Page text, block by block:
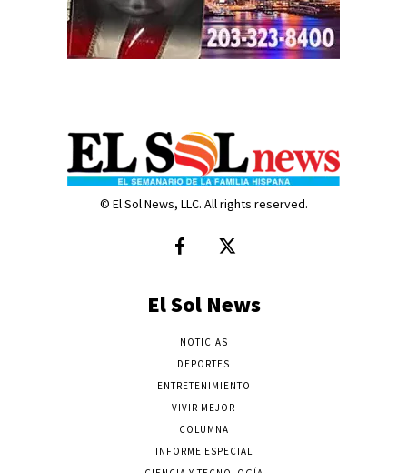
© El Sol News, LLC. All rights reserved.
El Sol News
NOTICIAS
DEPORTES
ENTRETENIMIENTO
VIVIR MEJOR
COLUMNA
INFORME ESPECIAL